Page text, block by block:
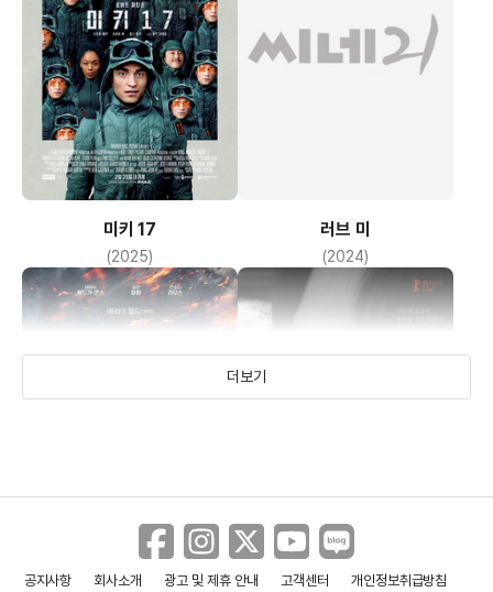
생계에만 전념할 수 있도록 가족의 구성원으로서 그 역할을
다하게 된다.
미나리가 ‘평등’의 가치를 설파하듯 작품에서는 큰 갈등은 없으나
사업을
하려는 제이콥의 난관을 점차 극복하며 화합되어가는 과정을
담담히
묘사한다. 그 과정에서 순자라 보이는 애틋한 모습이 관객으로
감동이라는 감정 유발을 하게 되고 충분히 현실을 반영한
작품답게
보편적인 정서의 형성으로 작품에 호응을 할 수 밖에 없게 한다.
넘어서 다양한 이민자의 삶에 카메라를 들이대고 그 사회에
동화되어가는 한국인 이민 생활의 담백함을 잘 묘사했다. 특히
미키 17
(2025)
러브 미
(2024)
더보기
공지사항 회사소개 광고 및 제휴 안내 고객센터
개인정보취급방침